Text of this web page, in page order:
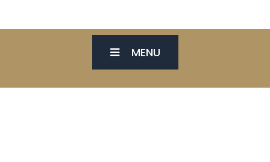
MENU